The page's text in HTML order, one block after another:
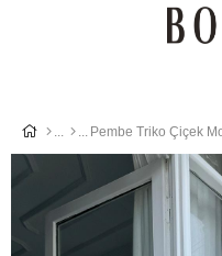
Pembe Triko Çiçek